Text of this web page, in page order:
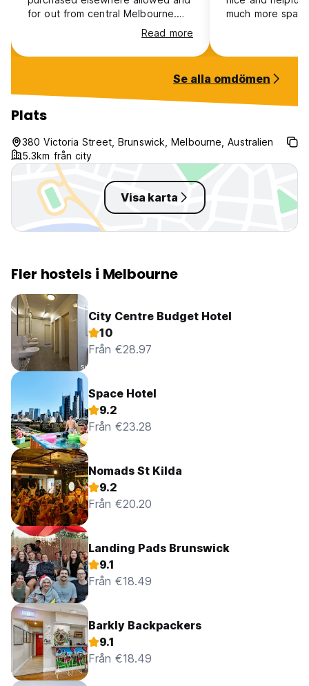
for out from central Melbourne.
WiFi was OK, staff were nice,
mostly for long term it seems.
Dirty worn down hostel would not
Read more
much more
a longer time,
enjoyed the
kitchen is a little
same time but
locker in the
had an amazing
Se alla omdömen
Plats
380 Victoria Street, Brunswick, Melbourne, Australien
5.3km från city
Visa karta
Fler hostels i Melbourne
City Centre Budget Hotel
10
Från €28.97
Space Hotel
9.2
Från €23.28
Nomads St Kilda
9.2
Från €20.20
Landing Pads Brunswick
9.1
Från €18.49
Barkly Backpackers
9.1
Från €18.49